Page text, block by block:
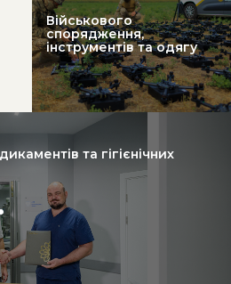
Військового
спорядження,
інструментів та одягу
та гігієнічних